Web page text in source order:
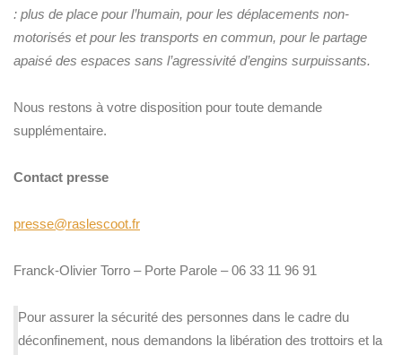
: plus de place pour l’humain, pour les déplacements non-
motorisés et pour les transports en commun, pour le partage
apaisé des espaces sans l’agressivité d’engins surpuissants.
Nous restons à votre disposition pour toute demande
supplémentaire.
Contact presse
presse@raslescoot.fr
Franck-Olivier Torro – Porte Parole – 06 33 11 96 91
Pour assurer la sécurité des personnes dans le cadre du
déconfinement, nous demandons la libération des trottoirs et la